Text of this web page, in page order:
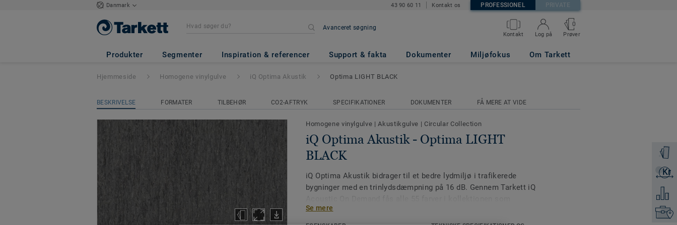
Danmark 43 90 60 11 Kontakt os PROFESSIONEL PRIVATE
Avanceret søgning
Kontakt Log på
0
Prøver
Produkter Segmenter Inspiration & referencer Support & fakta Dokumenter Miljøfokus Om Tarkett
iQ Optima Akustik - Optima LIGHT BLACK
Bestil
Kr
Få et
Tilføj
Hjemmeside Homogene vinylgulve iQ Optima Akustik Optima LIGHT BLACK
BESKRIVELSE FORMATER TILBEHØR CO2-AFTRYK SPECIFIKATIONER DOKUMENTER FÅ MERE AT VIDE
Homogene vinylgulve |Akustikgulve | Circular Collection
iQ Optima Akustik - Optima LIGHT
BLACK
iQ Optima Akustik bidrager til et bedre lydmiljø i trafikerede
bygninger med en trinlydsdæmpning på 16 dB. Gennem Tarkett iQ
akustikversion.
Se mere